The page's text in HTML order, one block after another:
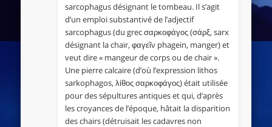
sarcophagus désignant le tombeau. Il s’agit
d’un emploi substantivé de l’adjectif
sarcophagus (du grec σαρκοφάγος (σάρξ, sarx
désignant la chair, φαγεῖν phagein, manger) et
veut dire « mangeur de corps ou de chair ».
Une pierre calcaire (d’où l’expression lithos
sarkophagos, λίθος σαρκοφάγος) était utilisée
pour des sépultures antiques et qui, d’après
les croyances de l’époque, hâtait la disparition
des chairs (détruisait les cadavres non